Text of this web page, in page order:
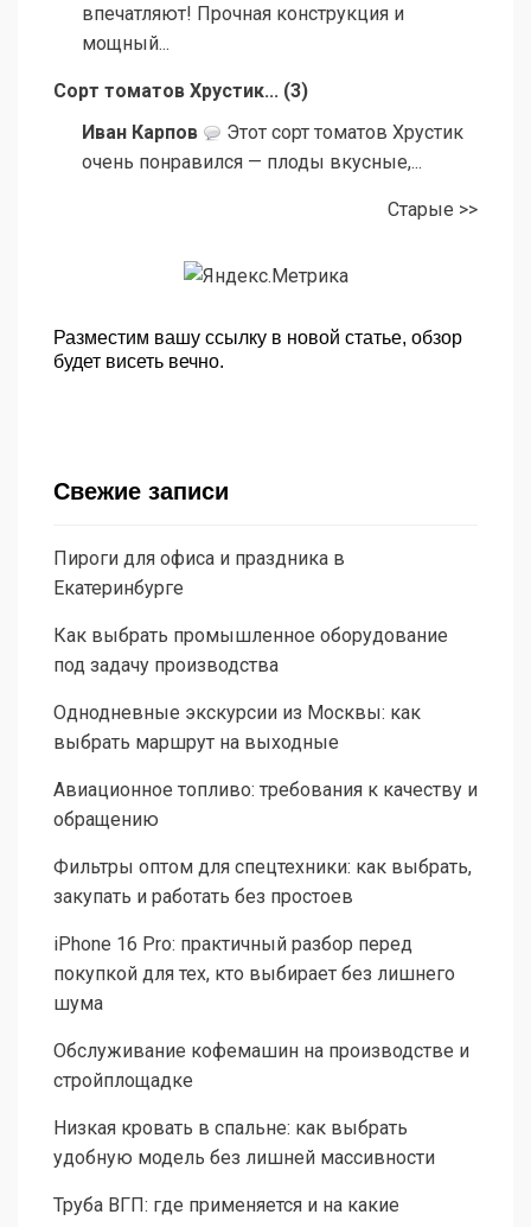
впечатляют! Прочная конструкция и
мощный...
Сорт томатов Хрустик... (3)
Иван Карпов
Этот сорт томатов Хрустик
очень понравился — плоды вкусные,...
Старые >>
Разместим вашу ссылку в новой статье, обзор
будет висеть вечно.
Свежие записи
Пироги для офиса и праздника в
Екатеринбурге
Как выбрать промышленное оборудование
под задачу производства
Однодневные экскурсии из Москвы: как
выбрать маршрут на выходные
Авиационное топливо: требования к качеству и
обращению
Фильтры оптом для спецтехники: как выбрать,
закупать и работать без простоев
iPhone 16 Pro: практичный разбор перед
покупкой для тех, кто выбирает без лишнего
шума
Обслуживание кофемашин на производстве и
стройплощадке
Низкая кровать в спальне: как выбрать
удобную модель без лишней массивности
Труба ВГП: где применяется и на какие